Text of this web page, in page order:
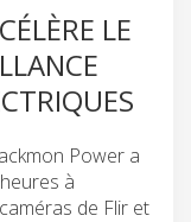
LE
Power a
à
de Flir et